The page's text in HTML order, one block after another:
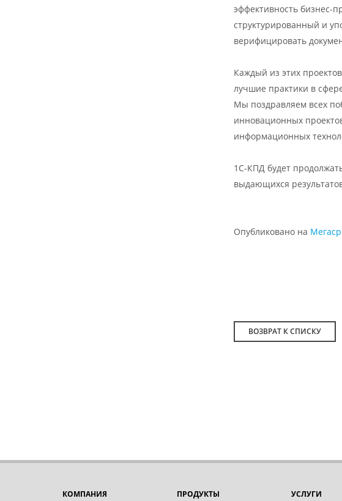
эффективность бизнес-
структурированный и
верифицировать
Каждый из этих
лучшие практики в
Мы поздравляем всех
инновационных
информационных
1С-КПД будет
выдающихся
Опубликовано на
ВОЗВРАТ К СПИСКУ
КОМПАНИЯ
ПРОДУКТЫ
УСЛУГИ